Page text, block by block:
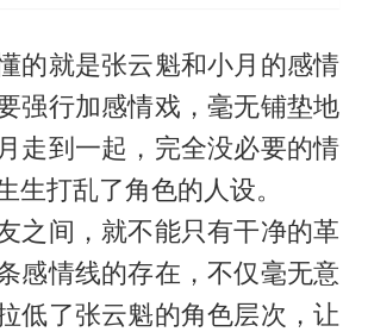
的就是张云魁和小月的感情
强行加感情戏，毫无铺垫地
走到一起，完全没必要的情
生打乱了角色的人设。
之间，就不能只有干净的革
感情线的存在，不仅毫无意
低了张云魁的角色层次，让